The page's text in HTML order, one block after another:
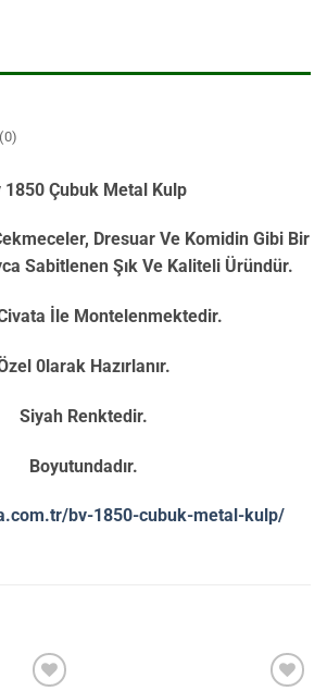
1850 Çubuk Metal Kulp
Dresuar Ve Komidin Gibi Bir
Sabitlenen Şık Ve Kaliteli Üründür.
İle Montelenmektedir.
0larak Hazırlanır.
Siyah Renktedir.
Boyutundadır.
bv-1850-cubuk-metal-kulp/